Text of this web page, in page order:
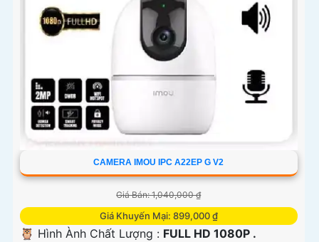
CAMERA IMOU IPC A22EP G V2
Giá Bán: 1,040,000 ₫
Giá Khuyến Mại: 899,000 ₫
🦉 Hình Ành Chất Lượng : FULL HD 1080P .